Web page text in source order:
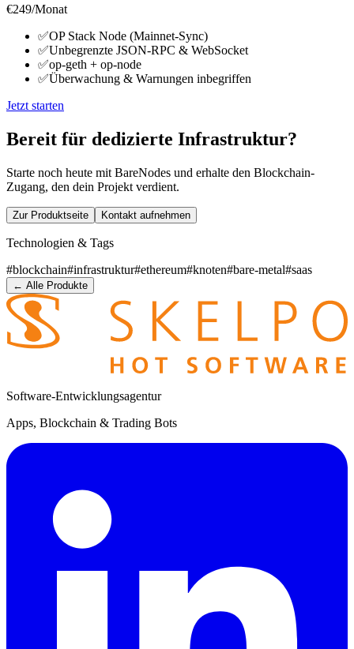
€249/Monat
✅OP Stack Node (Mainnet-Sync)
✅Unbegrenzte JSON-RPC & WebSocket
✅op-geth + op-node
✅Überwachung & Warnungen inbegriffen
Jetzt starten
Bereit für dedizierte Infrastruktur?
Starte noch heute mit BareNodes und erhalte den Blockchain-
Zugang, den dein Projekt verdient.
Zur Produktseite Kontakt aufnehmen
Technologien & Tags
#blockchain#infrastruktur#ethereum#knoten#bare-metal#saas
← Alle Produkte
Software-Entwicklungsagentur
Apps, Blockchain & Trading Bots